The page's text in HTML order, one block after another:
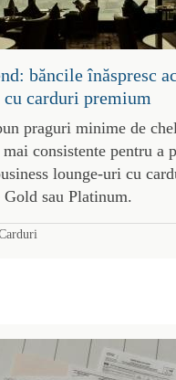
băncile înăspresc
carduri premium
praguri minime de
consistente pentru a
lounge-uri cu
sau Platinum.